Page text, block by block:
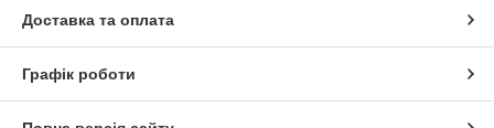
Доставка та оплата
Графік роботи